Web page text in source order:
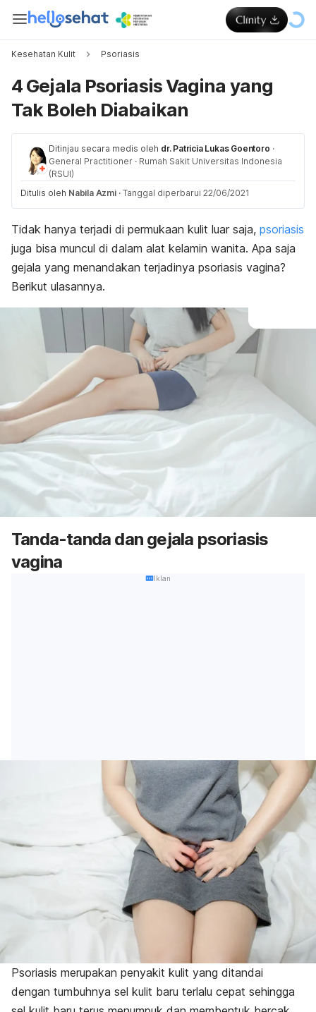
Kesehatan Kulit Psoriasis
4 Gejala Psoriasis Vagina yang
Tak Boleh Diabaikan
Ditinjau secara medis oleh dr. Patricia Lukas Goentoro ·
General Practitioner · Rumah Sakit Universitas Indonesia
(RSUI)
Ditulis oleh Nabila Azmi · Tanggal diperbarui 22/06/2021
Tidak hanya terjadi di permukaan kulit luar saja, psoriasis
juga bisa muncul di dalam alat kelamin wanita. Apa saja
gejala yang menandakan terjadinya psoriasis vagina?
Berikut ulasannya.
Tanda-tanda dan gejala psoriasis
vagina
Iklan
Psoriasis merupakan penyakit kulit yang ditandai
dengan tumbuhnya sel kulit baru terlalu cepat sehingga